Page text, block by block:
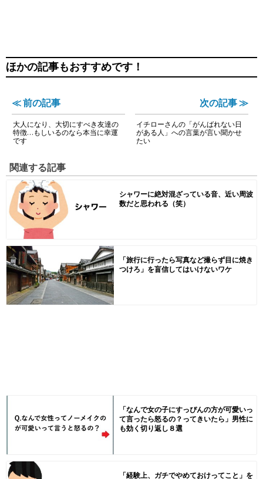
ほかの記事もおすすめです！
≪ 前の記事
大人になり、大切にすべき友達の
特徴…もしいるのなら本当に幸運
です
次の記事 ≫
イチローさんの「がんばれない日
がある人」への言葉が言い聞かせ
たい
関連する記事
シャワーに絶対混ざっている音、近い周波
数だと思われる（笑）
「旅行に行ったら写真など撮らず目に焼き
つけろ」を盲信してはいけないワケ
「なんで女の子にすっぴんの方が可愛いっ
て言ったら怒るの？ってきいたら」男性に
も効く切り返し８選
「経験上、ガチでやめておけってこと」を